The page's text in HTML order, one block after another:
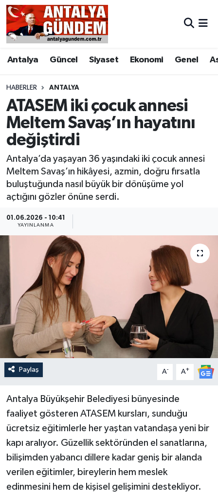
Antalya Güncel Siyaset Ekonomi Genel
HABERLER ANTALYA
ATASEM iki çocuk annesi
Meltem Savaş’ın hayatını
değiştirdi
Antalya’da yaşayan 36 yaşındaki iki çocuk annesi
Meltem Savaş’ın hikâyesi, azmin, doğru fırsatla
buluştuğunda nasıl büyük bir dönüşüme yol
açtığını gözler önüne serdi.
01.06.2026 - 10:41
YAYINLANMA
Paylaş A- A+
Antalya Büyükşehir Belediyesi bünyesinde
faaliyet gösteren ATASEM kursları, sunduğu
ücretsiz eğitimlerle her yaştan vatandaşa yeni bir
kapı aralıyor. Güzellik sektöründen el sanatlarına,
bilişimden yabancı dillere kadar geniş bir alanda
verilen eğitimler, bireylerin hem meslek
edinmesini hem de kişisel gelişimini destekliyor.
Antalya
Asayiş
Bilim & Teknoloji
Bölge
EĞİTİM
Ekonomi
Genel
Güncel
Kültür & Sanat
Magazin
Resmi İlan
Sağlık & Yaşam
Siyaset
Antalya Nöbetçi Eczaneler
Antalya Hava Durumu
Antalya Namaz Vakitleri
Antalya Trafik Yoğunluk Haritası
Süper Lig Puan Durumu ve Fikstür
Tüm Manşetler
Son Dakika Haberleri